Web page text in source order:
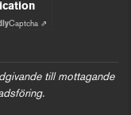
Captcha ⇗
till mottagande